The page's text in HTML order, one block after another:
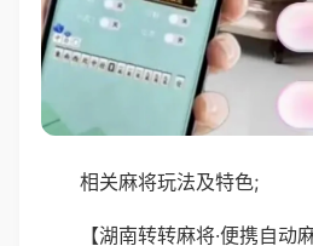
相关麻将玩法及特色;
【湖南转转麻将·便携自